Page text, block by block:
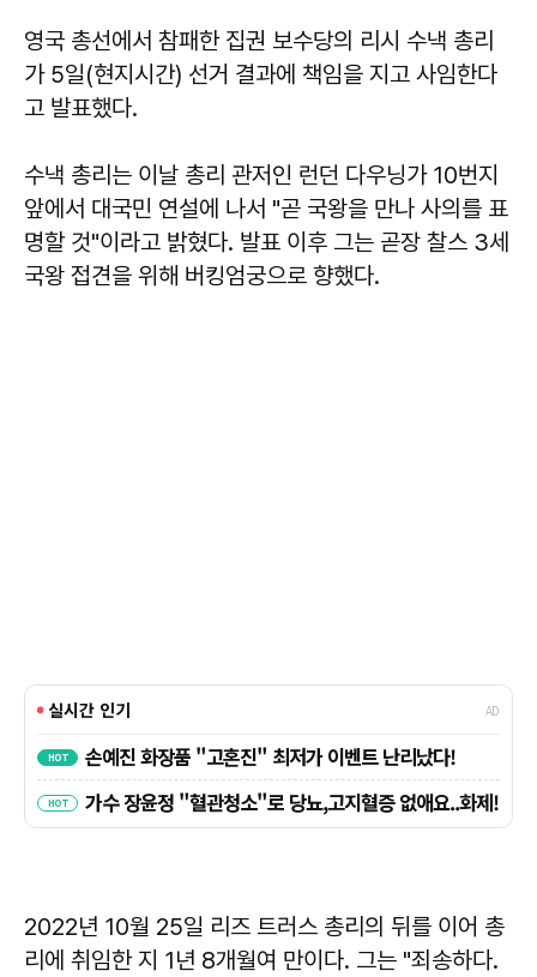
영국 총선에서 참패한 집권 보수당의 리시 수낵 총리
가 5일(현지시간) 선거 결과에 책임을 지고 사임한다
고 발표했다.
수낵 총리는 이날 총리 관저인 런던 다우닝가 10번지
앞에서 대국민 연설에 나서 "곧 국왕을 만나 사의를 표
명할 것"이라고 밝혔다. 발표 이후 그는 곧장 찰스 3세
국왕 접견을 위해 버킹엄궁으로 향했다.
2022년 10월 25일 리즈 트러스 총리의 뒤를 이어 총
리에 취임한 지 1년 8개월여 만이다. 그는 "죄송하다.